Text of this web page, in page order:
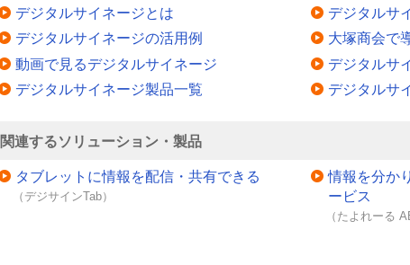
デジタルサイネージとは
デジタルサイネージの活用例
動画で見るデジタルサイネージ
デジタルサイネージ製品一覧
デジタルサ
大塚商会で
デジタルサ
デジタルサ
関連するソリューション・製品
タブレットに情報を配信・共有できる
（デジサインTab）
情報を分か
ービス
（たよれーる